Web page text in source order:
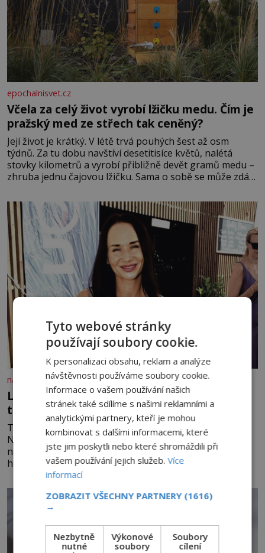
epochalnisvet.cz
Včela za celý život vyrobí lžičku medu. Čím je
pražský med ze střech tak ceněný?
Její život je krátký. V létě trvá pouhých šest až osm
týdnů. Za tu dobu navštíví desetitisíce květů, nalétá
stovky kilometrů a vyrobí přibližně devět gramů medu –
zhruba jednu čajovou lžičku. Sama o sobě se může zdát
tisíc příslušnic svého včelstva, vznikne jeden z
nejdokonalejších organismů
nasehvezdy.cz
Lákala Nováková řemeslníka na polonahé
tělo!
Tohle nemá konce! O šarvátkách mezi manželi Sandrou
Novákovou (44) a Vojtěchem Moravcem (39) se toho
napsalo už hodně. Ale kdo by doufal, že horká zem u
herečky ze seriálu Ulice a režiséra vychladne,
Tyto webové stránky
používají soubory cookie.
K personalizaci obsahu, reklam a analýze
návštěvnosti používáme soubory cookie.
Informace o vašem používání našich
stránek také sdílíme s našimi reklamními a
analytickými partnery, kteří je mohou
kombinovat s dalšími informacemi, které
jste jim poskytli nebo které shromáždili při
vašem používání jejich služeb.Více
informací
ZOBRAZIT VŠECHNY PARTNERY (1616)
→
Nezbytně
nutné
Výkonové
soubory
Soubory
cílení